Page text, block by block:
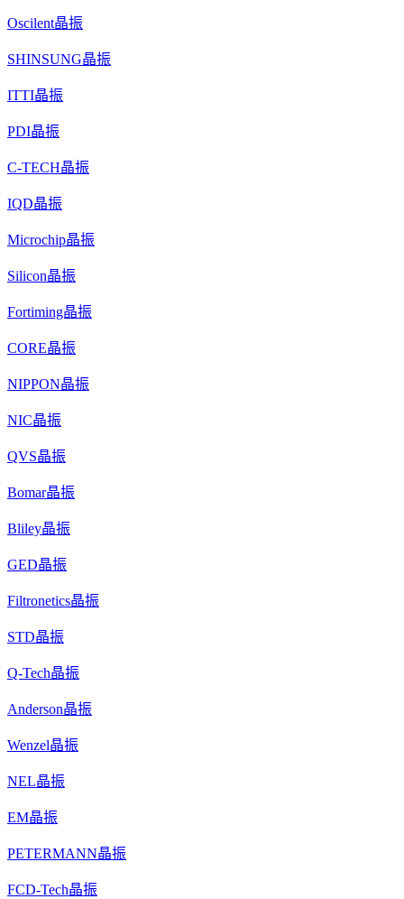
Oscilent晶振
SHINSUNG晶振
ITTI晶振
PDI晶振
C-TECH晶振
IQD晶振
Microchip晶振
Silicon晶振
Fortiming晶振
CORE晶振
NIPPON晶振
NIC晶振
QVS晶振
Bomar晶振
Bliley晶振
GED晶振
Filtronetics晶振
STD晶振
Q-Tech晶振
Anderson晶振
Wenzel晶振
NEL晶振
EM晶振
PETERMANN晶振
FCD-Tech晶振